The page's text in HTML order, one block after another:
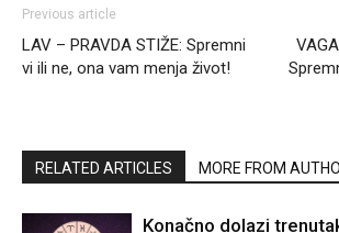
Previous article
LAV – PRAVDA STIŽE: Spremni
vi ili ne, ona vam menja život!
RELATED ARTICLES MORE FROM
Konačno dolazi